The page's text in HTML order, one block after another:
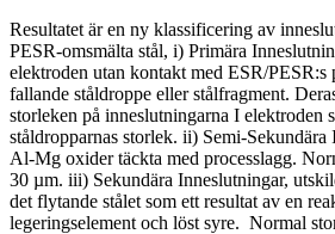
Resultatet är en ny klassificering av
PESR-omsmälta stål, i) Primära
elektroden utan kontakt med ESR/PESR:s
fallande ståldroppe eller stålfragment.
storleken på inneslutningarna I elektroden
ståldropparnas storlek. ii) Semi-Sekundära
Al-Mg oxider täckta med processlagg.
30 µm. iii) Sekundära Inneslutningar,
det flytande stålet som ett resultat av en
legeringselement och löst syre. Normal